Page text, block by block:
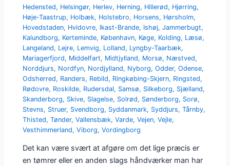
Hedensted, Helsingør, Herlev, Herning, Hillerød, Hjørring,
Høje-Taastrup, Holbæk, Holstebro, Horsens, Hørsholm,
Hovedstaden, Hvidovre, Ikast-Brande, Ishøj,Jammerbugt,
Kalundborg, Kerteminde, København, Køge, Kolding, Læsø,
Langeland, Lejre, Lemvig, Lolland, Lyngby-Taarbæk,
Mariagerfjord, Middelfart, Midtjylland, Morsø, Næstved,
Norddjurs, Nordfyn, Nordjylland, Nyborg,Odder,Odense,
Odsherred, Randers, Rebild, Ringkøbing-Skjern, Ringsted,
Rødovre, Roskilde, Rudersdal, Samsø, Silkeborg, Sjælland,
Skanderborg, Skive, Slagelse, Solrød, Sønderborg, Sorø,
Stevns, Struer, Svendborg, Syddanmark, Syddjurs,Tårnby,
Thisted,Tønder,Vallensbæk,Varde,Vejen,Vejle,
Vesthimmerland,Viborg,Vordingborg
Det kan være svært at afgøre om det lige præcis er
en tømrer eller en anden slags håndværker man har